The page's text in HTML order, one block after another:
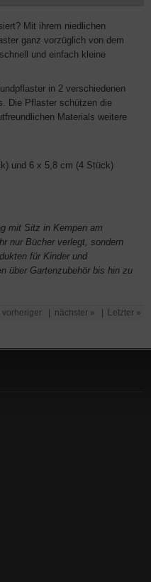
Mit ihrem niedlichen
ganz vorzüglich von dem
und einfach kleine
in 2 verschiedenen
Die Pflaster schützen die
Materials weitere
und 6 x 5,8 cm (4 Stück)
mit Sitz in Kempen am
nur Bücher verlegt, sondern
für Kinder und
über Gartenzubehör bis hin zu
vorheriger nächster » Letzter »